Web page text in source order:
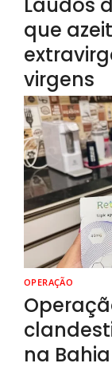
que
virgens
OPERAÇÃO
na Bahia